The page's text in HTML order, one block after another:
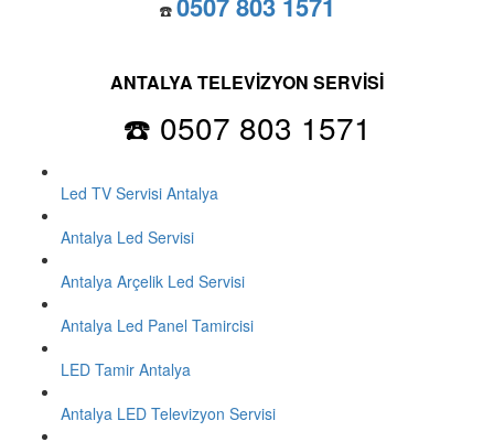
☎️
ANTALYA TELEVİZYON SERVİSİ
☎️ 0507 803 1571
Led TV Servisi Antalya
Antalya Led Servisi
Antalya Arçelik Led Servisi
Antalya Led Panel Tamircisi
LED Tamir Antalya
Antalya LED Televizyon Servisi